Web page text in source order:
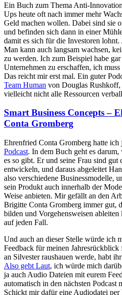
Ein Buch zum Thema Anti-
Ups heute oft nach immer mehr
Geld machen wollen. Dabei sind sie
und befinden sich dann in einer
damit es sich für die Investoren lohnt.
Man kann auch langsam wachsen,
zu werden. Ich zum Beispiel habe
Unternehmen zu erschaffen, ich
Das reicht mir erst mal. Ein guter
Team Human von Douglas
vielleicht nicht alle Ressourcen
Smart Business Concepts –
Conta Gromberg
Ehrenfried Conta Gromberg hatte ich
Podcast. In dem Buch geht es
es so gibt. Er und seine Frau sind gut
entwickeln, und daraus abgeleitet
also verschiedene Businessmodelle,
sein Produkt auch innerhalb der
Weise anbieten. Mir gefällt an den
Brigitte Conta Gromberg immer gut,
bilden und Vorgehensweisen
auf jeden Fall.
Und auch an dieser Stelle würde ich
Feedback für meinen
an Silvester raushauen werde, habt
Also gebt Laut, ich würde mich
ja auch Audio Dateien mit eurem
automatisch in den nächsten Podcast
Schickt mir dafür eine Audiodatei